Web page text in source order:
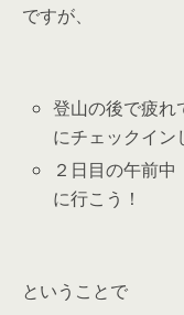
ですが、
登山の後で疲れ
にチェックイ
２日目の午前中
に行こう！
ということで